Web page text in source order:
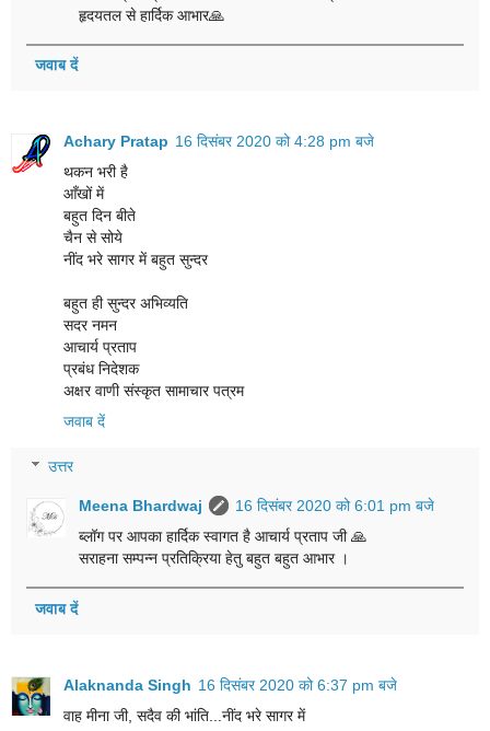
हृदयतल से हार्दिक आभार🙏
जवाब दें
Achary Pratap 16 दिसंबर 2020 को 4:28 pm बजे
थकन भरी है
आँखों में
बहुत दिन बीते
चैन से सोये
नींद भरे सागर में बहुत सुन्दर
बहुत ही सुन्दर अभिव्यति
सदर नमन
आचार्य प्रताप
प्रबंध निदेशक
अक्षर वाणी संस्कृत सामाचार पत्रम
जवाब दें
उत्तर
Meena Bhardwaj
16 दिसंबर 2020 को 6:01 pm बजे
ब्लॉग पर आपका हार्दिक स्वागत है आचार्य प्रताप जी 🙏
सराहना सम्पन्न प्रतिक्रिया हेतु बहुत बहुत आभार ।
जवाब दें
Alaknanda Singh 16 दिसंबर 2020 को 6:37 pm बजे
वाह मीना जी, सदैव की भांत‍ि...नींद भरे सागर में